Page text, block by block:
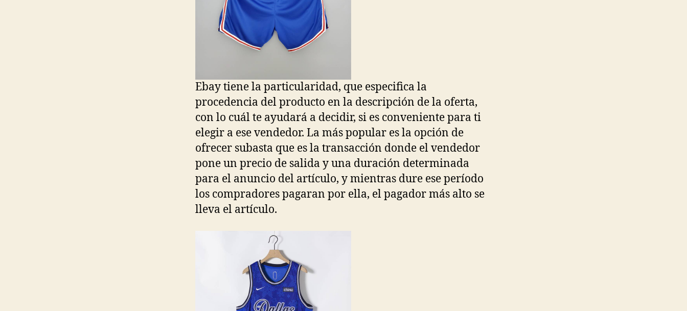
Ebay tiene la particularidad, que especifica la
procedencia del producto en la descripción de la oferta,
con lo cuál te ayudará a decidir, si es conveniente para ti
elegir a ese vendedor. La más popular es la opción de
ofrecer subasta que es la transacción donde el vendedor
pone un precio de salida y una duración determinada
para el anuncio del artículo, y mientras dure ese período
los compradores pagaran por ella, el pagador más alto se
lleva el artículo.